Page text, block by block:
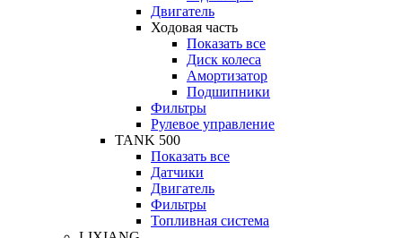
Двигатель
Ходовая часть
Показать все
Диск колеса
Амортизатор
Подшипники
Фильтры
Рулевое управление
TANK 500
Показать все
Датчики
Двигатель
Фильтры
Топливная система